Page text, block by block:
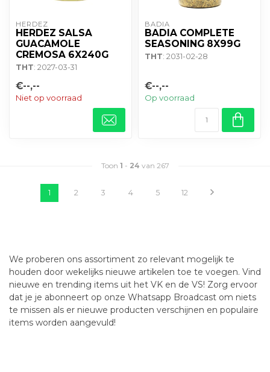
HERDEZ
HERDEZ SALSA
GUACAMOLE
CREMOSA 6X240G
THT: 2027-03-31
€--,--
Niet op voorraad
BADIA
BADIA COMPLETE
SEASONING 8X99G
THT: 2031-02-28
€--,--
Op voorraad
Toon 1 - 24 van 267
1 2 3 4 5 12
We proberen ons assortiment zo relevant mogelijk te
houden door wekelijks nieuwe artikelen toe te voegen. Vind
nieuwe en trending items uit het VK en de VS! Zorg ervoor
dat je je abonneert op onze Whatsapp Broadcast om niets
te missen als er nieuwe producten verschijnen en populaire
items worden aangevuld!